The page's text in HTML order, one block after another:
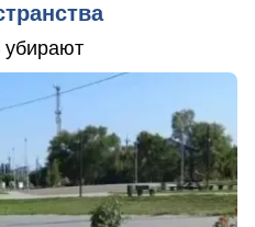
убирают